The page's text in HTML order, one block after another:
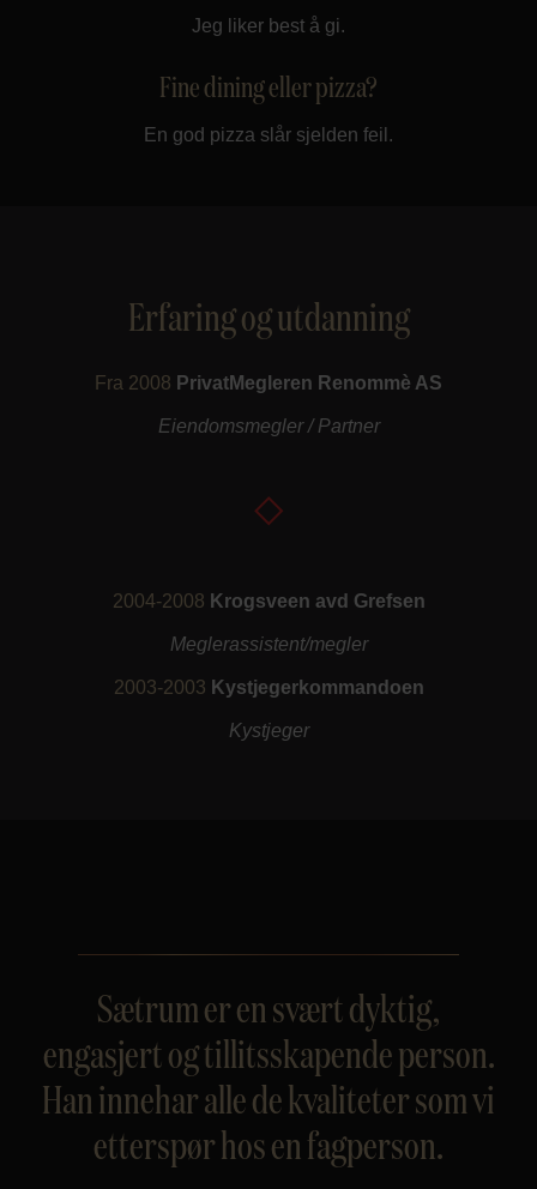
Jeg liker best å gi.
Fine dining eller pizza?
En god pizza slår sjelden feil.
Erfaring og utdanning
Fra 2008 PrivatMegleren Renommè AS
Eiendomsmegler / Partner
2004-2008 Krogsveen avd Grefsen
Meglerassistent/megler
2003-2003 Kystjegerkommandoen
Kystjeger
Sætrum er en svært dyktig,
engasjert og tillitsskapende person.
Han innehar alle de kvaliteter som vi
etterspør hos en fagperson.